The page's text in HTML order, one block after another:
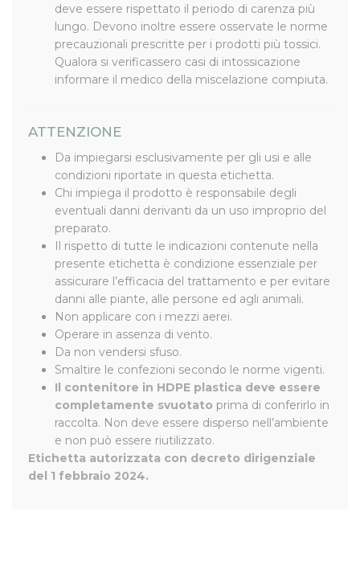
deve essere rispettato il periodo di carenza più
lungo. Devono inoltre essere osservate le norme
precauzionali prescritte per i prodotti più tossici.
Qualora si verificassero casi di intossicazione
informare il medico della miscelazione compiuta.
ATTENZIONE
Da impiegarsi esclusivamente per gli usi e alle
condizioni riportate in questa etichetta.
Chi impiega il prodotto è responsabile degli
eventuali danni derivanti da un uso improprio del
preparato.
Il rispetto di tutte le indicazioni contenute nella
presente etichetta è condizione essenziale per
assicurare l’efficacia del trattamento e per evitare
danni alle piante, alle persone ed agli animali.
Non applicare con i mezzi aerei.
Operare in assenza di vento.
Da non vendersi sfuso.
Smaltire le confezioni secondo le norme vigenti.
Il contenitore in HDPE plastica deve essere
completamente svuotato prima di conferirlo in
raccolta. Non deve essere disperso nell’ambiente
e non può essere riutilizzato.
Etichetta autorizzata con decreto dirigenziale
del 1 febbraio 2024.